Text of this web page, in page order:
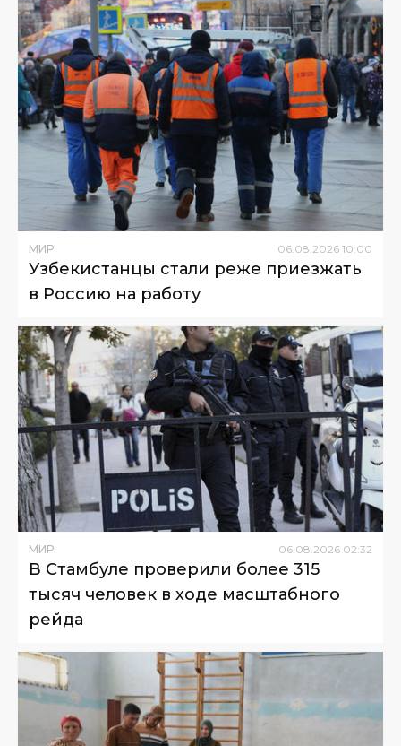
МИР 06 08 2026 10:00
Узбекистанцы стали реже приезжать
в Россию на работу
МИР 06.08.2026 02:32
В Стамбуле проверили более 315
тысяч человек в ходе масштабного
рейда